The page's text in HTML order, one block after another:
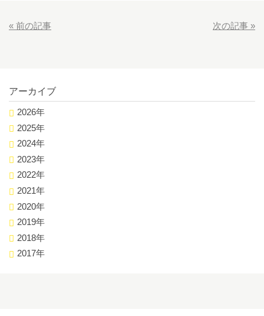
« 前の記事 次の記事 »
アーカイブ
2026年
2025年
2024年
2023年
2022年
2021年
2020年
2019年
2018年
2017年